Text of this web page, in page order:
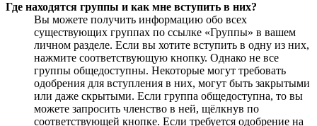
Где находятся группы и как мне вступить в них?
Вы можете получить информацию обо всех
существующих группах по ссылке «Группы» в вашем
личном разделе. Если вы хотите вступить в одну из них,
нажмите соответствующую кнопку. Однако не все
группы общедоступны. Некоторые могут требовать
одобрения для вступления в них, могут быть закрытыми
или даже скрытыми. Если группа общедоступна, то вы
можете запросить членство в ней, щёлкнув по
соответствующей кнопке. Если требуется одобрение на